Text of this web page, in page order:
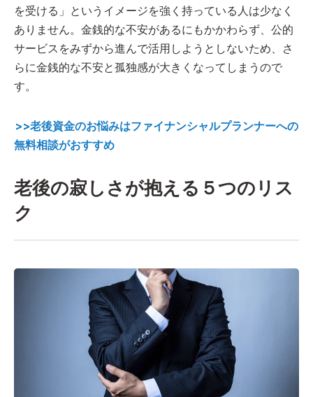
を受ける」というイメージを強く持っている人は少なく
ありません。金銭的な不安があるにもかかわらず、公的
サービスをみずから進んで活用しようとしないため、さ
らに金銭的な不安と孤独感が大きくなってしまうので
す。
>>老後資金のお悩みはファイナンシャルプランナーへの
無料相談がおすすめ
老後の寂しさが抱える５つのリス
ク